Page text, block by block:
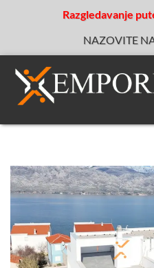
Razgledavanje
NAZOVITE